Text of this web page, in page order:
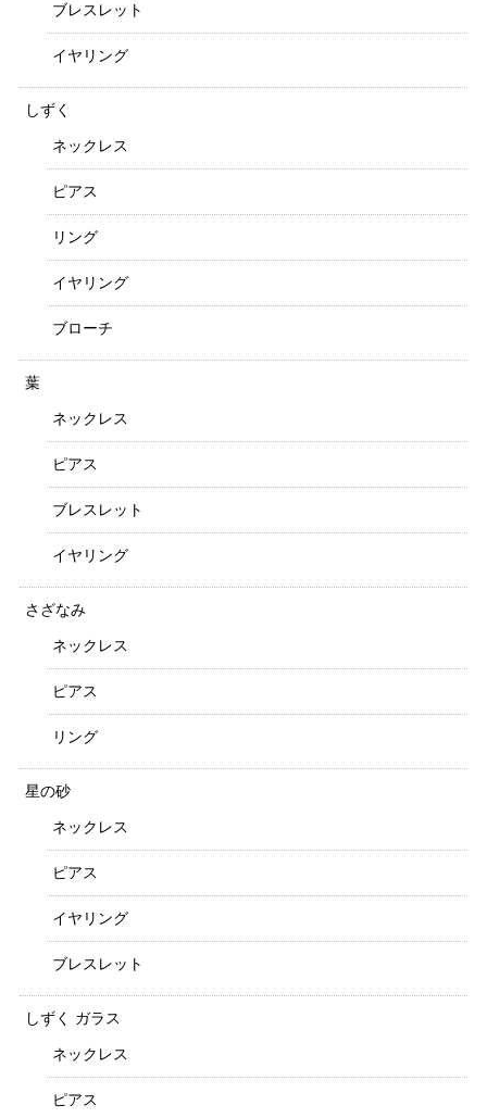
ブレスレット
イヤリング
しずく
ネックレス
ピアス
リング
イヤリング
ブローチ
葉
ネックレス
ピアス
ブレスレット
イヤリング
さざなみ
ネックレス
ピアス
リング
星の砂
ネックレス
ピアス
イヤリング
ブレスレット
しずく ガラス
ネックレス
ピアス